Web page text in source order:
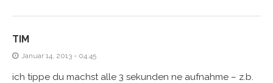
TIM
Januar 14, 2013 - 04:45
ich tippe du machst alle 3 sekunden ne aufnahme – z.b.